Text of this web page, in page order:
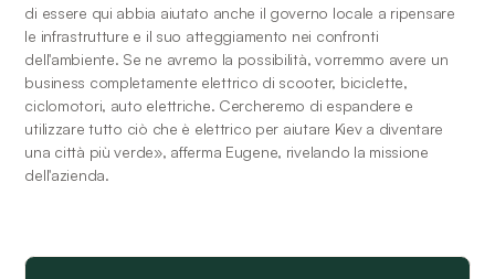
di essere qui abbia aiutato anche il governo locale a ripensare
le infrastrutture e il suo atteggiamento nei confronti
dell'ambiente. Se ne avremo la possibilità, vorremmo avere un
business completamente elettrico di scooter, biciclette,
ciclomotori, auto elettriche. Cercheremo di espandere e
utilizzare tutto ciò che è elettrico per aiutare Kiev a diventare
una città più verde», afferma Eugene, rivelando la missione
dell'azienda.